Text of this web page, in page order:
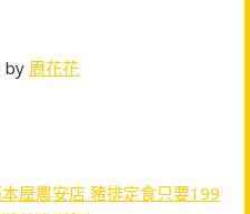
by 周花花
本屋農安店 豬排定食只要199